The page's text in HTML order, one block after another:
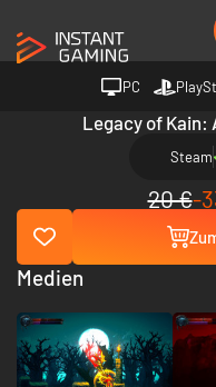
PC
Legacy of Kain:
Steam
20 €-
Medien